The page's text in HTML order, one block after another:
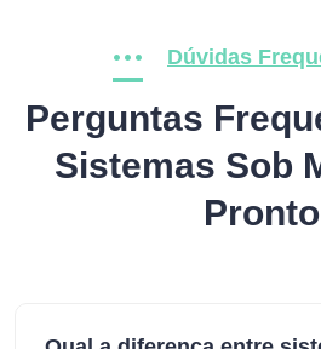
Dúvidas
Perguntas
Sistemas Sob